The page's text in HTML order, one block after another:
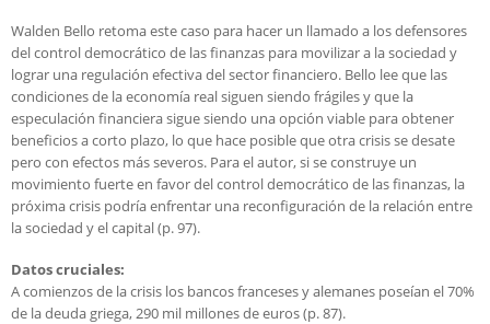
Walden Bello retoma este caso para hacer un llamado a los defensores
del control democrático de las finanzas para movilizar a la sociedad y
lograr una regulación efectiva del sector financiero. Bello lee que las
condiciones de la economía real siguen siendo frágiles y que la
especulación financiera sigue siendo una opción viable para obtener
beneficios a corto plazo, lo que hace posible que otra crisis se desate
pero con efectos más severos. Para el autor, si se construye un
movimiento fuerte en favor del control democrático de las finanzas, la
próxima crisis podría enfrentar una reconfiguración de la relación entre
la sociedad y el capital (p. 97).
Datos cruciales:
A comienzos de la crisis los bancos franceses y alemanes poseían el 70%
de la deuda griega, 290 mil millones de euros (p. 87).